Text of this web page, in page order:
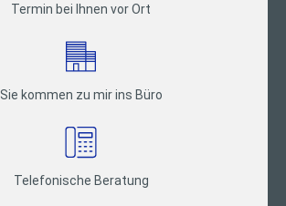
Termin bei Ihnen vor Ort
Sie kommen zu mir ins Büro
Telefonische Beratung